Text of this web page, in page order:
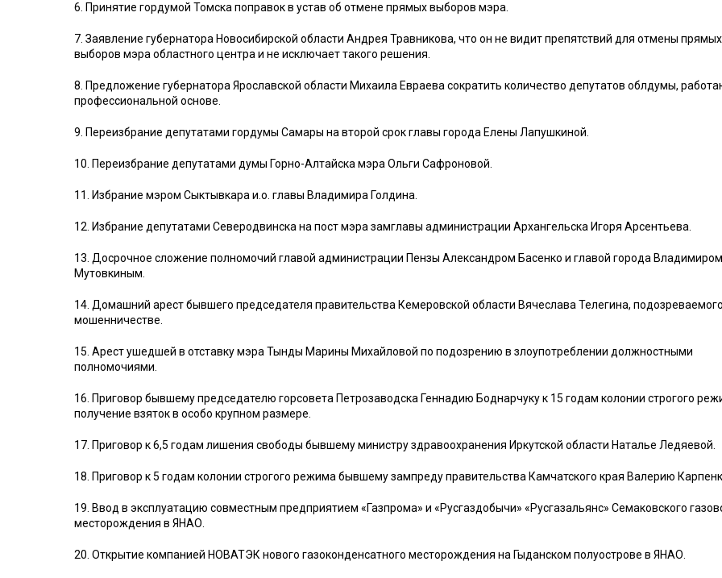
6. Принятие гордумой Томска поправок в устав об отмене прямых выборов мэра.
7. Заявление губернатора Новосибирской области Андрея Травникова, что он не видит препятствий для отмены прямых
выборов мэра областного центра и не исключает такого решения.
8. Предложение губернатора Ярославской области Михаила Евраева сократить количество депутатов облдумы,
профессиональной основе.
9. Переизбрание депутатами гордумы Самары на второй срок главы города Елены Лапушкиной.
10. Переизбрание депутатами думы Горно-Алтайска мэра Ольги Сафроновой.
11. Избрание мэром Сыктывкара и.о. главы Владимира Голдина.
12. Избрание депутатами Северодвинска на пост мэра замглавы администрации Архангельска Игоря Арсентьева.
13. Досрочное сложение полномочий главой администрации Пензы Александром Басенко и главой города Владимиром
Мутовкиным.
14. Домашний арест бывшего председателя правительства Кемеровской области Вячеслава Телегина,
мошенничестве.
15. Арест ушедшей в отставку мэра Тынды Марины Михайловой по подозрению в злоупотреблении должностными
полномочиями.
16. Приговор бывшему председателю горсовета Петрозаводска Геннадию Боднарчуку к 15 годам колонии строгого
получение взяток в особо крупном размере.
17. Приговор к 6,5 годам лишения свободы бывшему министру здравоохранения Иркутской области Наталье Ледяевой.
18. Приговор к 5 годам колонии строгого режима бывшему зампреду правительства Камчатского края Валерию
19. Ввод в эксплуатацию совместным предприятием «Газпрома» и «Русгаздобычи» «Русгазальянс» Семаковского
месторождения в ЯНАО.
20. Открытие компанией НОВАТЭК нового газоконденсатного месторождения на Гыданском полуострове в ЯНАО.